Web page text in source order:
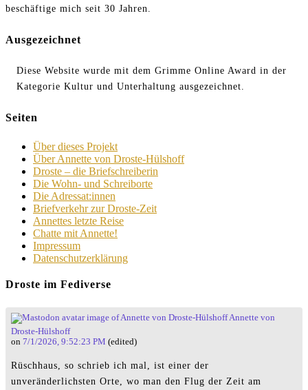
beschäftige mich seit 30 Jahren.
Ausgezeichnet
Diese Website wurde mit dem Grimme Online Award in der
Kategorie Kultur und Unterhaltung ausgezeichnet.
Seiten
Über dieses Projekt
Über Annette von Droste-Hülshoff
Droste – die Briefschreiberin
Die Wohn- und Schreiborte
Die Adressat:innen
Briefverkehr zur Droste-Zeit
Annettes letzte Reise
Chatte mit Annette!
Impressum
Datenschutzerklärung
Droste im Fediverse
Annette von
Droste-Hülshoff
on 7/1/2026, 9:52:23 PM (edited)
Rüschhaus, so schrieb ich mal, ist einer der
unveränderlichsten Orte, wo man den Flug der Zeit am